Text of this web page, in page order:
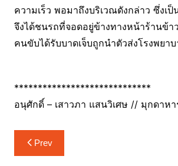
ความเร็ว พอมาถึงบริเวณดังกล่าว ซึ่งเ
จึงได้ชนรถที่จอดอยู่ข้างทางหน้าร้านข้า
คนขับได้รับบาดเจ็บถูกนำตัวส่งโรงพยา
*****************************
อนุศักดิ์ – เสาวภา แสนวิเศษ // มุกดาห
แนะแนว
เรื่อง
Prev